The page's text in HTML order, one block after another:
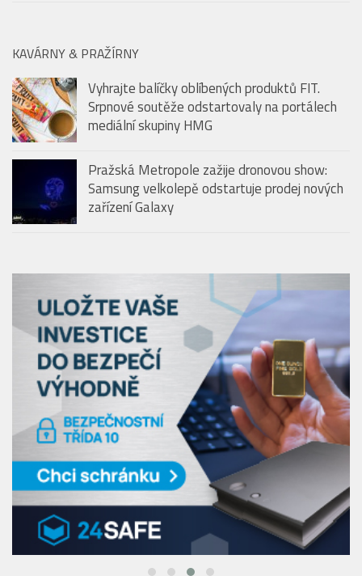
zařízení Galaxy
LOBY & BARY & ALKOHOL